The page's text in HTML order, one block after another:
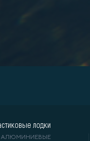
лодки
АЛЮМИНИЕВЫЕ